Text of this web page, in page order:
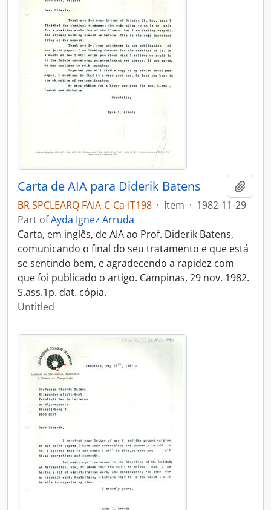
Carta de AIA para Diderik Batens
BR SPCLEARQ FAIA-C-Ca-IT198 · Item · 1982-11-29
Part ofAyda Ignez Arruda
Carta, em inglês, de AIA ao Prof. Diderik Batens,
comunicando o final do seu tratamento e que está
se sentindo bem, e agradecendo a rapidez com
que foi publicado o artigo. Campinas, 29 nov. 1982.
S.ass.1p. dat. cópia.
Untitled